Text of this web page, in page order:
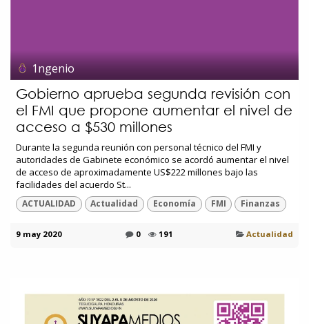
1ngenio
Gobierno aprueba segunda revisión con
el FMI que propone aumentar el nivel de
acceso a $530 millones
Durante la segunda reunión con personal técnico del FMI y
autoridades de Gabinete económico se acordó aumentar el nivel
de acceso de aproximadamente US$222 millones bajo las
facilidades del acuerdo St...
ACTUALIDAD Actualidad Economía FMI Finanzas
9 may 2020 0 191 Actualidad